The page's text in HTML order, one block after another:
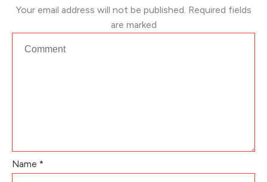
Your email address will not be published. Required fields
are marked
Name *